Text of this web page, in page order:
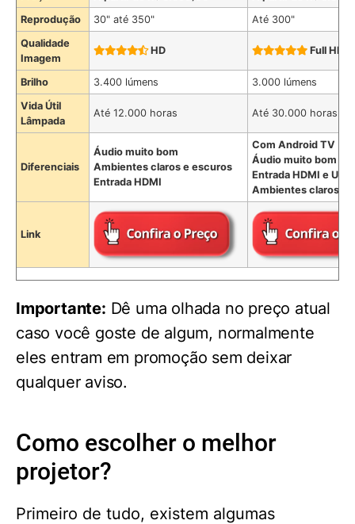
Reprodução
30" até 350"
Até 300"
Qualidade
Imagem
HD Full HD
Brilho 3.400 lúmens
3.000 lúmens
Vida Útil
Lâmpada
Até 12.000 horas Até 30.000 horas
Diferenciais
Áudio muito bom
Ambientes claros e escuros
Entrada HDMI
Com Android TV
Áudio muito bom
Entrada HDMI e USB
Ambientes claros e
Link
Importante: Dê uma olhada no preço atual
caso você goste de algum, normalmente
eles entram em promoção sem deixar
qualquer aviso.
Como escolher o melhor
projetor?
Primeiro de tudo, existem algumas